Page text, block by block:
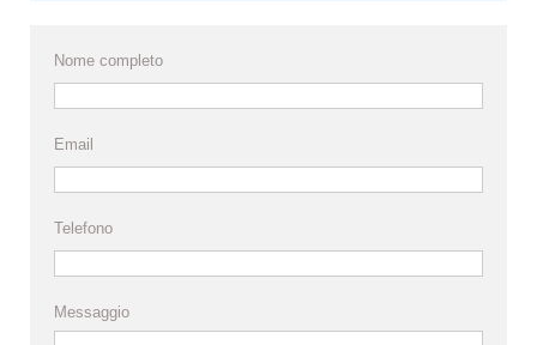
Nome completo
Email
Telefono
Messaggio